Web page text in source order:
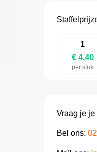
1
€ 4,40
per stuk
Vraag je je
Bel ons: